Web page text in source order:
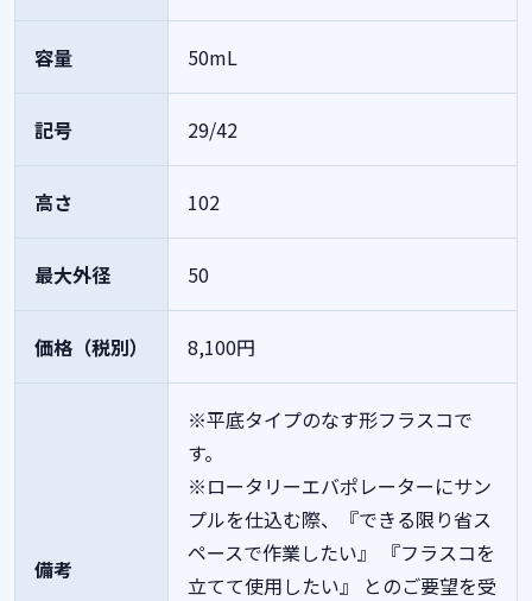
容量 50mL
記号 29/42
高さ 102
最大外径 50
価格（税別） 8,100円
備考
※平底タイプのなす形フラスコで
す。
※ロータリーエバポレーターにサン
プルを仕込む際、『できる限り省ス
ペースで作業したい』 『フラスコを
立てて使用したい』 とのご要望を受